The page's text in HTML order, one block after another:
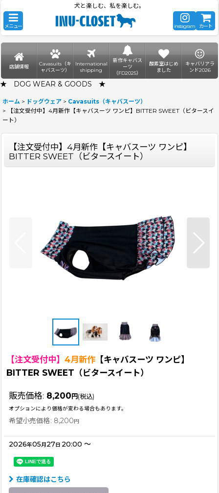
犬と楽しむ、私を楽しむ。
メニュー instagram カート
店舗情報
Cavasuits（キ
ャバスーツ）
International
shipping
新作キャバス
ーツ
（FD2025）
酸素室はじめ
ました
キャバリアラ
ンド2026
★ DOG WEAR & GOODS ★
ホーム > ドッグウェア > Cavasuits（キャバスーツ）
>
【注文受付中】4月新作【キャバスーツ ワンピ】BITTER SWEET（ビタースイ
ート）
【注文受付中】4月新作【キャバスーツ ワンピ】
BITTER SWEET（ビタースイート）
【注文受付中】 4月新作 【キャバスーツ ワンピ】
BITTER SWEET（ビタースイート）
販売価格: 8,200円(税込)
オプションにより価格が変わる場合もあります。
希望小売価格: 8,200円
2026年05月 27日 20:00 ～
在庫確認はこちら